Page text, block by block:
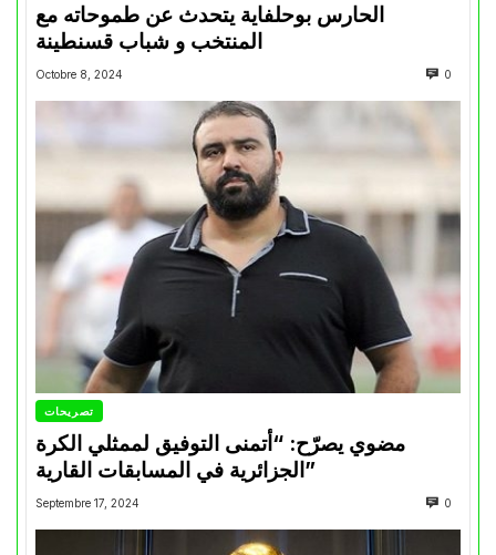
الحارس بوحلفاية يتحدث عن طموحاته مع
المنتخب و شباب قسنطينة
Octobre 8, 2024 0
تصريحات
مضوي يصرّح: “أتمنى التوفيق لممثلي الكرة
الجزائرية في المسابقات القارية”
Septembre 17, 2024 0